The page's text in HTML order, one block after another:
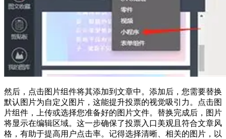
然后，点击图片组件将其添加到文章中。添加后，您需要替换
默认图片为自定义图片，这能提升投票的视觉吸引力。点击图
片组件，上传或选择您准备好的图片文件。替换完成后，图片
将显示在编辑区域。这一步确保了投票入口美观且符合文章风
格，有助于提高用户点击率。记得选择清晰、相关的图片，以